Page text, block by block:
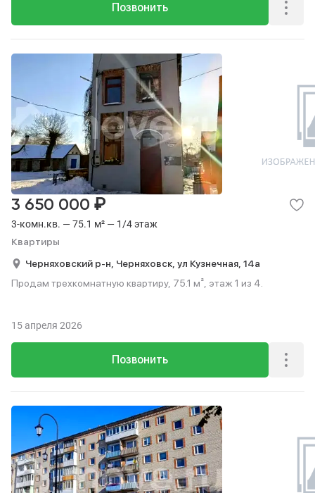
Позвонить
3-комн.кв. — 75.1 м² — 1/4 этаж
Квартиры
3 650 000 ₽
Черняховский р-н, Черняховск, ул Кузнечная, 14а
Продам трехкомнатную квартиру, 75.1 м², этаж 1 из 4.
Позвонить
15 апреля 2026